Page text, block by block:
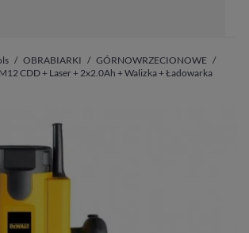
OBRABIARKI
GÓRNOWRZECIONOWE
CDD + Laser + 2x2.0Ah + Walizka + Ładowarka